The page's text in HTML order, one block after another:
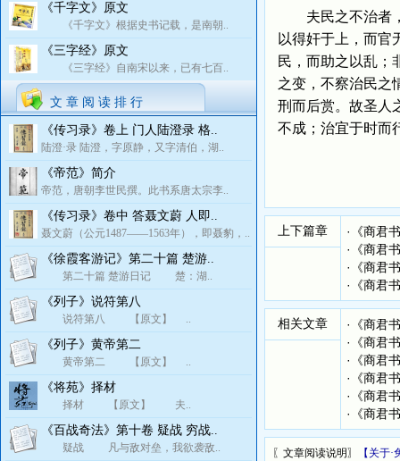
《千字文》原文
《千字文》根据史书记载，是南朝..
《三字经》原文
《三字经》自南宋以来，已有七百..
文 章 阅 读 排 行
《传习录》卷上 门人陆澄录 格..
陆澄·录 陆澄，字原静，又字清伯，湖..
《帝范》简介
帝范，唐朝李世民撰。此书系唐太宗李..
《传习录》卷中 答聂文蔚 人即..
聂文蔚（公元1487——1563年），即聂豹，..
《徐霞客游记》第二十篇 楚游..
第二十篇 楚游日记 楚：湖..
《列子》说符第八
说符第八 【原文】 ..
《列子》黄帝第二
黄帝第二 【原文】 ..
《将苑》择材
择材 【原文】 夫..
《百战奇法》第十卷 疑战 穷战..
疑战 凡与敌对垒，我欲袭敌..
夫民之不治者，
以得奸于上，而官
民，而助之以乱；
之变，不察治民之
刑而后赏。故圣人
不成；治宜于时而
上下篇章 · 《商君
· 《商君
· 《商君
· 《商君
相关文章 · 《商君
· 《商君
· 《商君
· 《商君
· 《商君
· 《商君
〖文章阅读说明〗
【关于